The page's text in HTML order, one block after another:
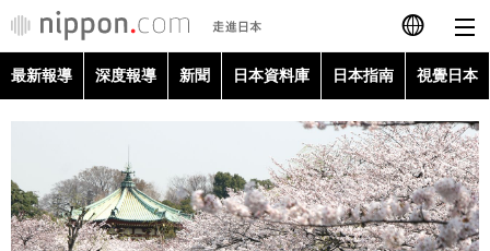
日本語
English
简体字
最新報導
最新報導 深度報導 新聞 日本資料庫 日本指南 視覺日本